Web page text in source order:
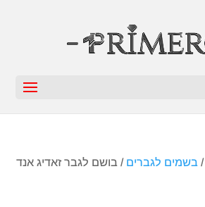
/בשמים לגברים / בושם לגבר זאדיג אנד